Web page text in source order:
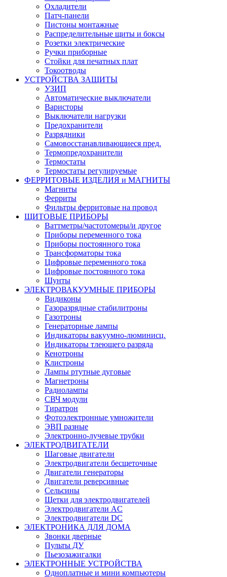
Охладители
Патч-панели
Пистоны монтажные
Распределительные щиты и боксы
Розетки электрические
Ручки приборные
Стойки для печатных плат
Токоотводы
УСТРОЙСТВА ЗАЩИТЫ
УЗИП
Автоматические выключатели
Варисторы
Выключатели нагрузки
Предохранители
Разрядники
Самовосстанавливающиеся пред.
Термопредохранители
Термостаты
Термостаты регулируемые
ФЕРРИТОВЫЕ ИЗДЕЛИЯ и МАГНИТЫ
Магниты
Ферриты
Фильтры ферритовые на провод
ЩИТОВЫЕ ПРИБОРЫ
Ваттметры/частотомеры/и другое
Приборы переменного тока
Приборы постоянного тока
Трансформаторы тока
Цифровые переменного тока
Цифровые постоянного тока
Шунты
ЭЛЕКТРОВАКУУМНЫЕ ПРИБОРЫ
Видиконы
Газоразрядные стабилитроны
Газотроны
Генераторные лампы
Индикаторы вакуумно-люминисц.
Индикаторы тлеющего разряда
Кенотроны
Клистроны
Лампы ртутные дуговые
Магнетроны
Радиолампы
СВЧ модули
Тиратрон
Фотоэлектронные умножители
ЭВП разные
Электронно-лучевые трубки
ЭЛЕКТРОДВИГАТЕЛИ
Шаговые двигатели
Электродвигатели бесщеточные
Двигатели генераторы
Двигатели реверсивные
Сельсины
Щетки для электродвигателей
Электродвигатели AC
Электродвигатели DC
ЭЛЕКТРОНИКА ДЛЯ ДОМА
Звонки дверные
Пульты ДУ
Пьезозажигалки
ЭЛЕКТРОННЫЕ УСТРОЙСТВА
Одноплатные и мини компьютеры